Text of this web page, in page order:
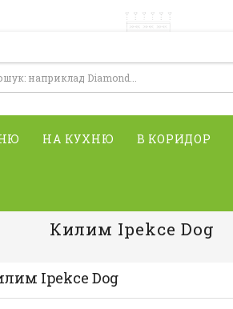
НА КУХНЮ В КОРИДОР
Килим Ipekce Dog
Ipekce Dog